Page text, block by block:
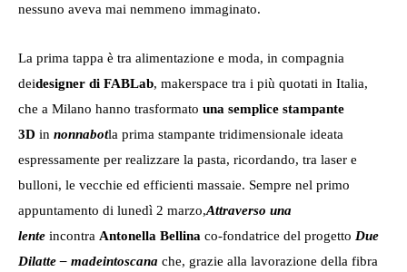
nessuno aveva mai nemmeno immaginato.
La prima tappa è tra alimentazione e moda, in compagnia
deidesigner di FABLab, makerspace tra i più quotati in Italia,
che a Milano hanno trasformato una semplice stampante
3D in nonnabotla prima stampante tridimensionale ideata
espressamente per realizzare la pasta, ricordando, tra laser e
bulloni, le vecchie ed efficienti massaie. Sempre nel primo
appuntamento di lunedì 2 marzo,Attraverso una
lente incontra Antonella Bellina co-fondatrice del progetto Due
Dilatte – madeintoscana che, grazie alla lavorazione della fibra